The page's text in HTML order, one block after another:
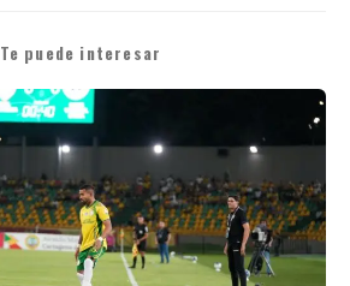
Te puede interesar